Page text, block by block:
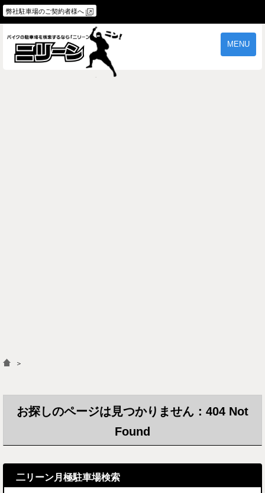
弊社駐車場のご契約者様へ
MENU
＞
お探しのページは見つかりません：404 Not
Found
二リーン月極駐車場検索